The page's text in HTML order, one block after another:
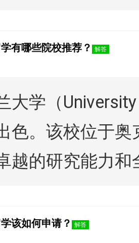
有哪些院校推荐？ 解答
大学（
色。该校位于
越的研究能力和
该如何申请？ 解答